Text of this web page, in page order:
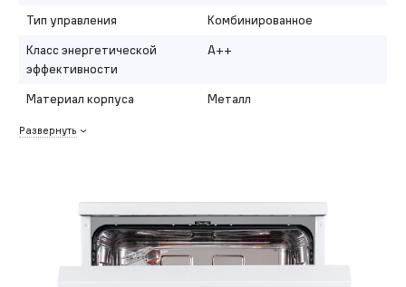
Тип управления
Комбинированное
Класс энергетической
эффективности
A++
Материал корпуса Металл
Развернуть